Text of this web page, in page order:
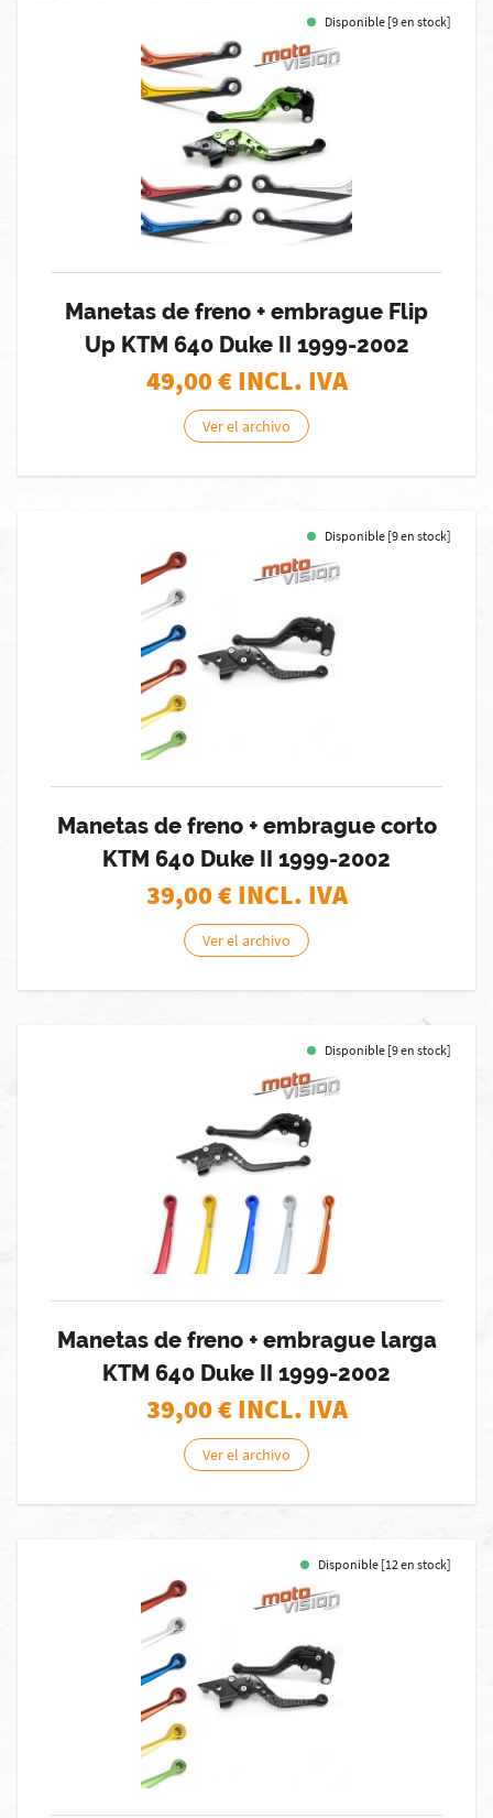
Disponible [9 en stock]
Manetas de freno + embrague Flip
Up KTM 640 Duke II 1999-2002
49,00€ INCL. IVA
Ver el archivo
Disponible [9 en stock]
Manetas de freno + embrague corto
KTM 640 Duke II 1999-2002
39,00€ INCL. IVA
Ver el archivo
Disponible [9 en stock]
Manetas de freno + embrague larga
KTM 640 Duke II 1999-2002
39,00€ INCL. IVA
Ver el archivo
Disponible [12 en stock]